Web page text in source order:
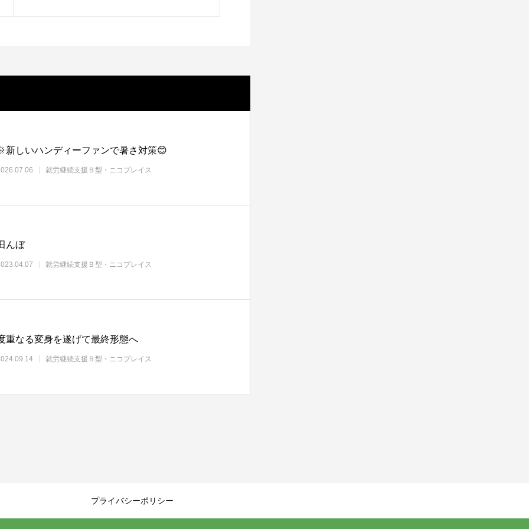
新しいハンディーファンで暑さ対策😊
就労継続支援Ｂ型・ニコプレイス
んぼ
就労継続支援Ｂ型・ニコプレイス
重なる変身を遂げて最終形態へ
就労継続支援Ｂ型・ニコプレイス
プライバシーポリシー